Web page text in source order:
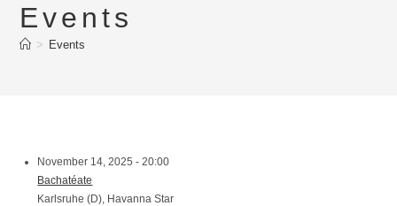
Events
> Events
November 14, 2025 - 20:00
Bachatéate
Karlsruhe (D), Havanna Star